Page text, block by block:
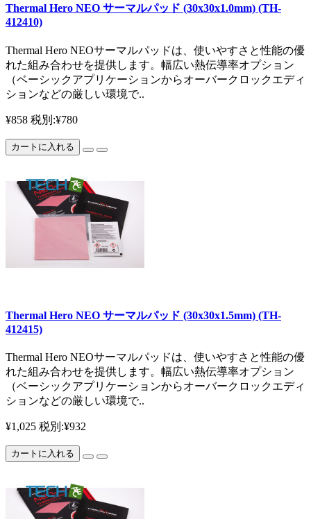
Thermal Hero NEO サーマルパッド (30x30x1.0mm) (TH-
412410)
Thermal Hero NEOサーマルパッドは、使いやすさと性能の優
れた組み合わせを提供します。幅広い熱伝導率オプション
（ベーシックアプリケーションからオーバークロックエディ
ションなどの厳しい環境で..
¥858 税別:¥780
カートに入れる
Thermal Hero NEO サーマルパッド (30x30x1.5mm) (TH-
412415)
Thermal Hero NEOサーマルパッドは、使いやすさと性能の優
れた組み合わせを提供します。幅広い熱伝導率オプション
（ベーシックアプリケーションからオーバークロックエディ
ションなどの厳しい環境で..
¥1,025 税別:¥932
カートに入れる